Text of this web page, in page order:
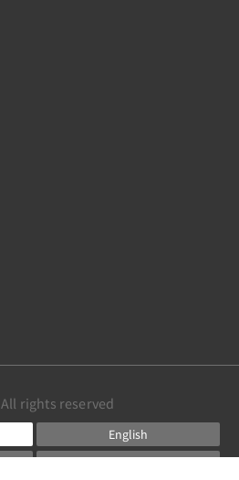
All rights reserved
English
Português